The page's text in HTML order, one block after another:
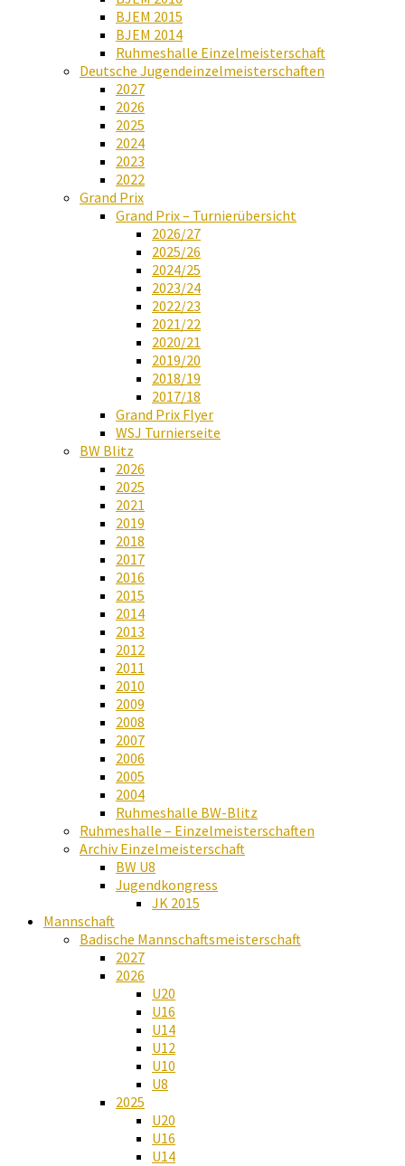
BJEM 2015
BJEM 2014
Ruhmeshalle Einzelmeisterschaft
Deutsche Jugendeinzelmeisterschaften
2027
2026
2025
2024
2023
2022
Grand Prix
Grand Prix – Turnierübersicht
2026/27
2025/26
2024/25
2023/24
2022/23
2021/22
2020/21
2019/20
2018/19
2017/18
Grand Prix Flyer
WSJ Turnierseite
BW Blitz
2026
2025
2021
2019
2018
2017
2016
2015
2014
2013
2012
2011
2010
2009
2008
2007
2006
2005
2004
Ruhmeshalle BW-Blitz
Ruhmeshalle – Einzelmeisterschaften
Archiv Einzelmeisterschaft
BW U8
Jugendkongress
JK 2015
Mannschaft
Badische Mannschaftsmeisterschaft
2027
2026
U20
U16
U14
U12
U10
U8
2025
U20
U16
U14